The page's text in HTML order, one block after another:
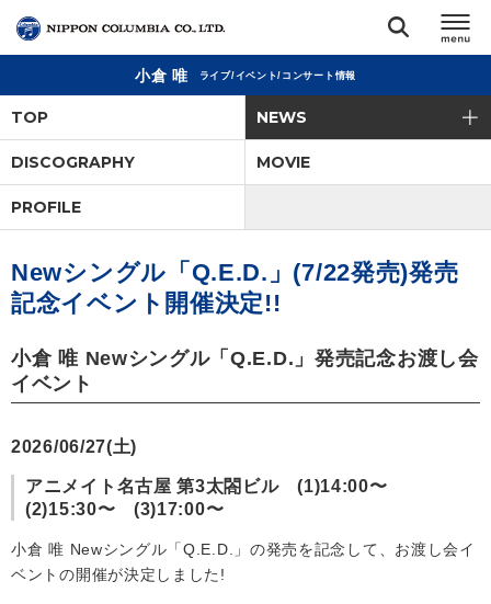
閉じる
アーティスト
ジャンル
ランキング
直営ショップ
会社情報
小倉 唯 ライブ/イベント/コンサート情報
TOP NEWS
DISCOGRAPHY MOVIE
PROFILE
Newシングル「Q.E.D.」(7/22発売)発売
記念イベント開催決定!!
小倉 唯 Newシングル「Q.E.D.」発売記念お渡し会
イベント
2026/06/27(土)
アニメイト名古屋 第3太閤ビル (1)14:00〜
(2)15:30〜 (3)17:00〜
小倉 唯 Newシングル「Q.E.D.」の発売を記念して、お渡し会イ
ベントの開催が決定しました!